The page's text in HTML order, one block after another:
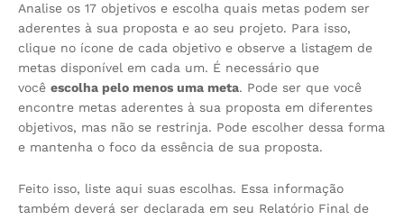
Analise os 17 objetivos e escolha quais metas podem ser
aderentes à sua proposta e ao seu projeto. Para isso,
clique no ícone de cada objetivo e observe a listagem de
metas disponível em cada um. É necessário que
você escolha pelo menos uma meta. Pode ser que você
encontre metas aderentes à sua proposta em diferentes
objetivos, mas não se restrinja. Pode escolher dessa forma
e mantenha o foco da essência de sua proposta.
Feito isso, liste aqui suas escolhas. Essa informação
também deverá ser declarada em seu Relatório Final de